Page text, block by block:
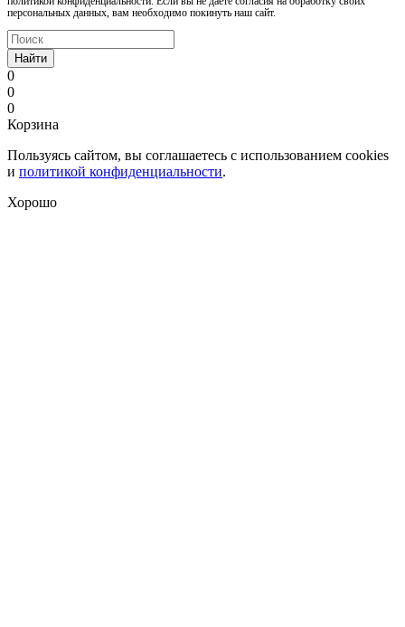
персональных данных, вам необходимо покинуть наш сайт.
Найти
0
0
0
Корзина
Пользуясь сайтом, вы соглашаетесь с использованием cookies
и политикой конфиденциальности.
Хорошо